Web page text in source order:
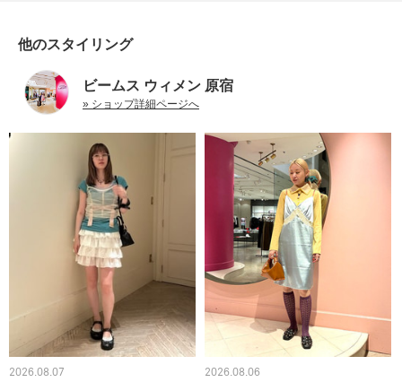
他のスタイリング
ビームス ウィメン 原宿
» ショップ詳細ページへ
2026.08.07 2026.08.06